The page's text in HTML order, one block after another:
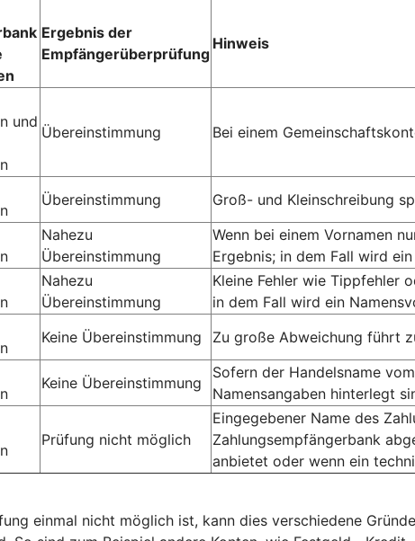
Ergebnis der
Empfängerüberprüfung
Hinweis
und
Übereinstimmung Bei einem
Übereinstimmung Groß- und Kleinschreibung
Nahezu
Übereinstimmung
Wenn bei einem Vornamen
Ergebnis; in dem Fall wird
Nahezu
Übereinstimmung
Kleine Fehler wie Tippfehler
in dem Fall wird ein
Keine Übereinstimmung Zu große Abweichung führt
Keine Übereinstimmung
Sofern der Handelsname
Namensangaben hinterlegt
Prüfung nicht möglich
Eingegebener Name des
Zahlungsempfängerbank
anbietet oder wenn ein
einmal nicht möglich ist, kann dies verschiedene